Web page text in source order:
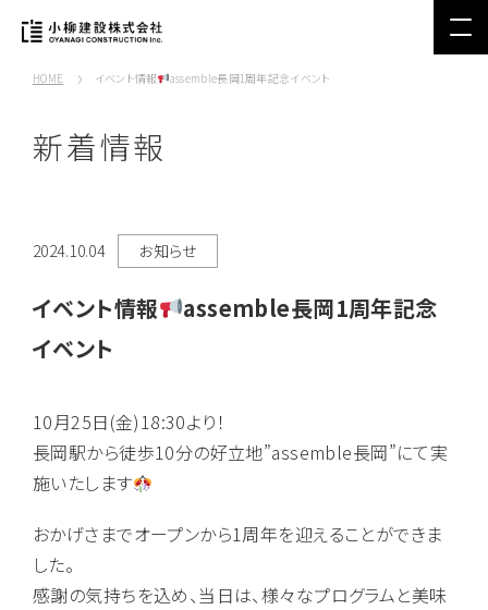
HOME イベント情報 assemble長岡1周年記念イベント
新着情報
2024.10.04 お知らせ
イベント情報
assemble長岡1周年記念
イベント
10月25日(金)18:30より！
長岡駅から徒歩10分の好立地”assemble長岡”にて実
施いたします
おかげさまでオープンから1周年を迎えることができま
した。
感謝の気持ちを込め、当日は、様々なプログラムと美味